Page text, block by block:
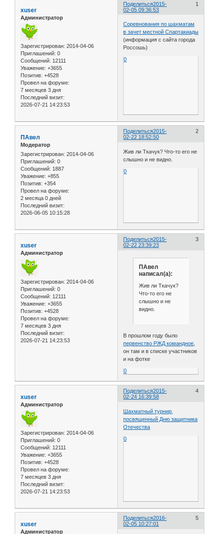
Поделиться 1
2015-
02-05 09:36:53
xuser
Администратор
Зарегистрирован: 2014-04-06
Приглашений: 0
Сообщений: 12111
Уважение: +3655
Позитив: +4528
Провел на форуме:
7 месяцев 3 дня
Последний визит:
2026-07-21 14:23:53
Соревнования по шахматам
в зачет местной Спартакиады
(информация с сайта города
Россошь)
0
Поделиться 2
2015-
02-22 18:52:50
ПАвел
Модератор
Зарегистрирован: 2014-04-06
Приглашений: 0
Сообщений: 1887
Уважение: +855
Позитив: +354
Провел на форуме:
2 месяца 0 дней
Последний визит:
2026-06-05 10:15:28
Жив ли Ткачук? Что-то его не
слышно и не видно.
0
Поделиться 3
2015-
02-22 23:39:23
xuser
Администратор
Зарегистрирован: 2014-04-06
Приглашений: 0
Сообщений: 12111
Уважение: +3655
Позитив: +4528
Провел на форуме:
7 месяцев 3 дня
Последний визит:
2026-07-21 14:23:53
ПАвел
написал(а):
Жив ли Ткачук?
Что-то его не
слышно и не
видно.
В прошлом году было
первенство РЖД командное
он там и в списке участников
и на фотке
0
Поделиться 4
2015-
02-24 16:39:58
xuser
Администратор
Зарегистрирован: 2014-04-06
Приглашений: 0
Сообщений: 12111
Уважение: +3655
Позитив: +4528
Провел на форуме:
7 месяцев 3 дня
Последний визит:
2026-07-21 14:23:53
Шахматный турнир,
посвященный Дню защитника
Отечества
0
Поделиться 5
2016-
02-05 10:27:01
xuser
Администратор